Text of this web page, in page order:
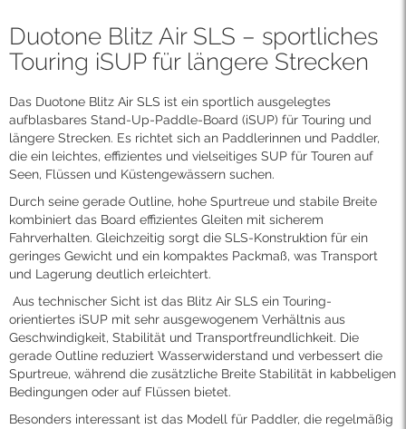
Duotone Blitz Air SLS – sportliches
Touring iSUP für längere Strecken
Das Duotone Blitz Air SLS ist ein sportlich ausgelegtes
aufblasbares Stand-Up-Paddle-Board (iSUP) für Touring und
längere Strecken. Es richtet sich an Paddlerinnen und Paddler,
die ein leichtes, effizientes und vielseitiges SUP für Touren auf
Seen, Flüssen und Küstengewässern suchen.
Durch seine gerade Outline, hohe Spurtreue und stabile Breite
kombiniert das Board effizientes Gleiten mit sicherem
Fahrverhalten. Gleichzeitig sorgt die SLS-Konstruktion für ein
geringes Gewicht und ein kompaktes Packmaß, was Transport
und Lagerung deutlich erleichtert.
Aus technischer Sicht ist das Blitz Air SLS ein Touring-
orientiertes iSUP mit sehr ausgewogenem Verhältnis aus
Geschwindigkeit, Stabilität und Transportfreundlichkeit. Die
gerade Outline reduziert Wasserwiderstand und verbessert die
Spurtreue, während die zusätzliche Breite Stabilität in kabbeligen
Bedingungen oder auf Flüssen bietet.
Besonders interessant ist das Modell für Paddler, die regelmäßig